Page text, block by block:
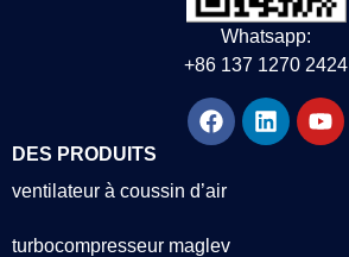
Whatsapp:
+86 137 1270 2424
DES PRODUITS
ventilateur à coussin d’air
turbocompresseur maglev